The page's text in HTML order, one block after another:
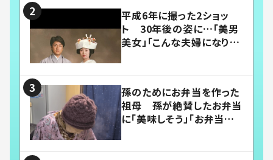
平成6年に撮った2ショッ
ト 30年後の姿に…「美男
美女」「こんな夫婦になりた
孫のためにお弁当を作った
祖母 孫が絶賛したお弁当
に「美味しそう」「お弁当すご